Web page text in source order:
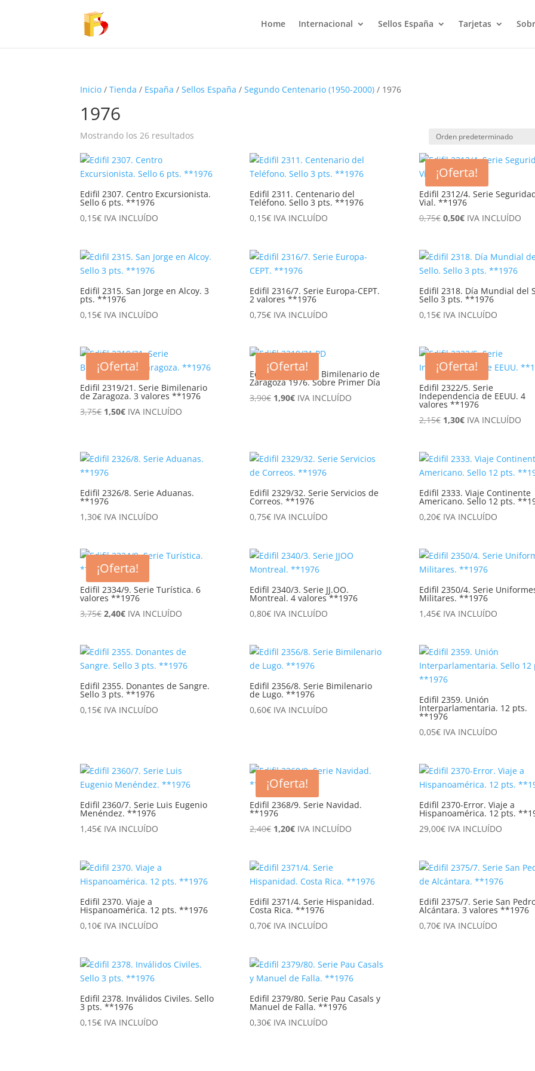
Home Internacional Sellos España Tarjetas
Inicio /Tienda / España /Sellos España /Segundo Centenario (1950-2000) / 1976
1976
Mostrando los 26 resultados
Edifil 2307. Centro Excursionista.
Sello 6 pts. **1976
0,15€ IVA INCLUÍDO
Edifil 2311. Centenario del
Teléfono. Sello 3 pts. **1976
0,15€ IVA INCLUÍDO
¡Oferta!
Edifil 2312/4. Serie
Vial. **1976
0,75€ El
era:
0,75€.
0,50€El
es:
0,50€.
IVA INCLUÍDO
Edifil 2315. San Jorge en Alcoy. 3
pts. **1976
0,15€ IVA INCLUÍDO
Edifil 2316/7. Serie Europa-CEPT.
2 valores **1976
0,75€ IVA INCLUÍDO
Edifil 2318. Día Mundial del
Sello 3 pts. **1976
0,15€ IVA INCLUÍDO
¡Oferta!
Edifil 2319/21. Serie Bimilenario
de Zaragoza. 3 valores **1976
3,75€ El
3,75€.
1,50€El
1,50€.
IVA INCLUÍDO
¡Oferta!
Edifil 2319/21 PD. Bimilenario de
Zaragoza 1976. Sobre Primer Día
3,90€ El
1,90€ElIVA INCLUÍDO
¡Oferta!
Edifil 2322/5. Serie
Independencia de EEUU. 4
valores **1976
2,15€ El
era:
2,15€.
1,30€El
es:
1,30€.
IVA INCLUÍDO
Edifil 2326/8. Serie Aduanas.
**1976
1,30€ IVA INCLUÍDO
Edifil 2329/32. Serie Servicios de
Correos. **1976
0,75€ IVA INCLUÍDO
Edifil 2333. Viaje Continente
Americano. Sello 12 pts.
0,20€ IVA INCLUÍDO
¡Oferta!
Edifil 2334/9. Serie Turística. 6
valores **1976
3,75€El
era:
3,75€.
2,40€El
es:
2,40€.
IVA INCLUÍDO
Edifil 2340/3. Serie JJ.OO.
Montreal. 4 valores **1976
0,80€ IVA INCLUÍDO
Edifil 2350/4. Serie
Militares. **1976
1,45€ IVA INCLUÍDO
Edifil 2355. Donantes de Sangre.
Sello 3 pts. **1976
0,15€ IVA INCLUÍDO
Edifil 2356/8. Serie Bimilenario
de Lugo. **1976
0,60€ IVA INCLUÍDO
Edifil 2359. Unión
Interparlamentaria. 12 pts.
**1976
0,05€ IVA INCLUÍDO
Edifil 2360/7. Serie Luis Eugenio
Menéndez. **1976
1,45€ IVA INCLUÍDO
¡Oferta!
Edifil 2368/9. Serie Navidad.
**1976
2,40€ El
era:
2,40€.
1,20€El
es:
1,20€.
IVA INCLUÍDO
Edifil 2370-Error. Viaje a
Hispanoamérica. 12 pts.
29,00€ IVA INCLUÍDO
Edifil 2370. Viaje a
Hispanoamérica. 12 pts. **1976
0,10€ IVA INCLUÍDO
Edifil 2371/4. Serie Hispanidad.
Costa Rica. **1976
0,70€ IVA INCLUÍDO
Edifil 2375/7. Serie San
Alcántara. 3 valores **1976
0,70€ IVA INCLUÍDO
Edifil 2378. Inválidos Civiles. Sello
3 pts. **1976
0,15€ IVA INCLUÍDO
Edifil 2379/80. Serie Pau Casals y
Manuel de Falla. **1976
0,30€ IVA INCLUÍDO